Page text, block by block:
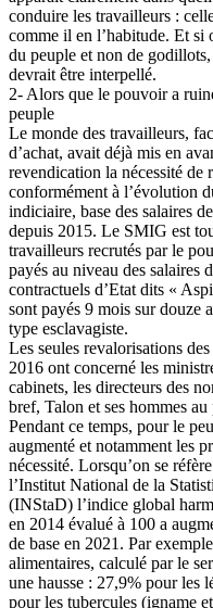
conduire les travailleurs :
comme il en l’habitude. Et si
du peuple et non de
devrait être interpellé.
2- Alors que le pouvoir a
peuple
Le monde des travailleurs,
d’achat, avait déjà mis en
revendication la nécessité de
conformément à l’évolution
indiciaire, base des salaires
depuis 2015. Le SMIG est
travailleurs recrutés par le
payés au niveau des salaires
contractuels d’Etat dits «
sont payés 9 mois sur douze
type esclavagiste.
Les seules revalorisations
2016 ont concerné les
cabinets, les directeurs des
bref, Talon et ses hommes
Pendant ce temps, pour le
augmenté et notamment les
nécessité. Lorsqu’on se
l’Institut National de la
(INStaD) l’indice global
en 2014 évalué à 100 a
de base en 2021. Par
alimentaires, calculé par le
une hausse : 27,9% pour les
pour les tubercules (igname